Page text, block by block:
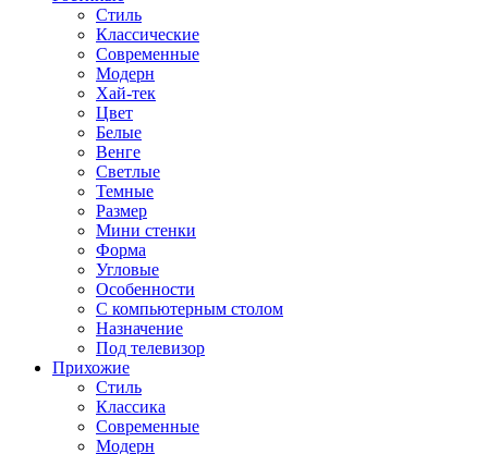
Стиль
Классические
Современные
Модерн
Хай-тек
Цвет
Белые
Венге
Светлые
Темные
Размер
Мини стенки
Форма
Угловые
Особенности
С компьютерным столом
Назначение
Под телевизор
Прихожие
Стиль
Классика
Современные
Модерн